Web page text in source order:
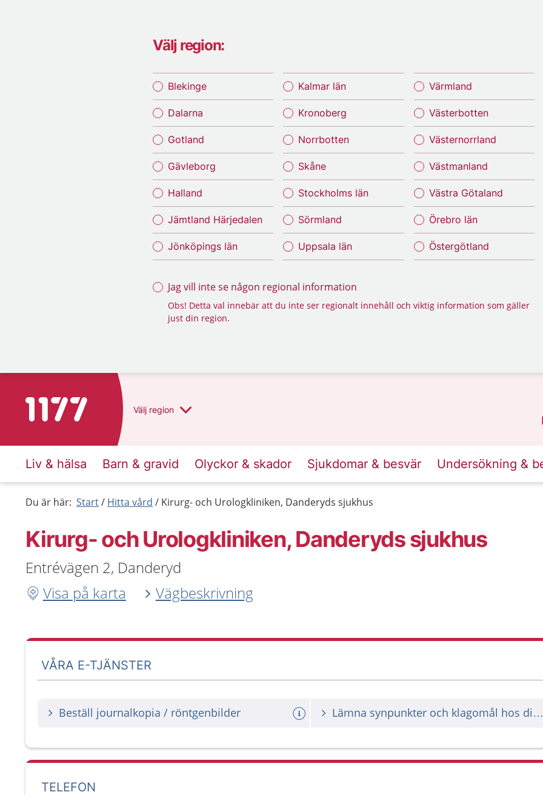
Välj region:
Blekinge
Dalarna
Gotland
Gävleborg
Halland
Jämtland Härjedalen
Jönköpings län
Kalmar län
Kronoberg
Norrbotten
Skåne
Stockholms län
Sörmland
Uppsala län
Värmland
Västerbotten
Västernorrland
Västmanland
Västra Götaland
Örebro län
Östergötland
Jag vill inte se någon regional information
Obs! Detta val innebär att du inte ser regionalt innehåll och viktig information som gäller
just din region.
Till startsidan för 1177 Välj region
Liv & hälsa Barn & gravid Olyckor & skador Sjukdomar & besvär Undersökning &
Du är här: Start Hitta vård Kirurg- och Urologkliniken, Danderyds sjukhus
Kirurg- och Urologkliniken, Danderyds sjukhus
Entrévägen 2, Danderyd
Visa på karta
Vägbeskrivning
VÅRA E-TJÄNSTER
Beställ journalkopia / röntgenbilder Lämna synpunkter och klagomål hos din vårdgivare
TELEFON